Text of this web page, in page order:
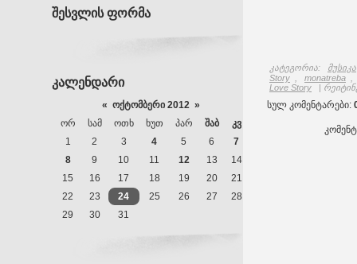
შესვლის ფორმა
კალენდარი
« ოქტომბერი 2012 »
ᲝᲠ
ᲡᲐᲛ ᲝᲗᲮ ᲮᲣᲗ ᲞᲐᲠ ᲨᲐᲑ
ᲙᲕ
1
2 3 4 5 6
7
8
9 10 11 12 13
14
15
16 17 18 19 20
21
22
23 24 25 26 27
28
29
30 31
კატეგორია:
მუსიკა
Story
monatreba
Love Story
|
სულ კომენტარები: